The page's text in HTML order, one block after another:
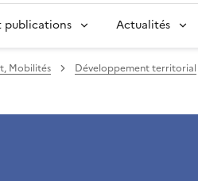
publications Actualités
Mobilités Développement territorial